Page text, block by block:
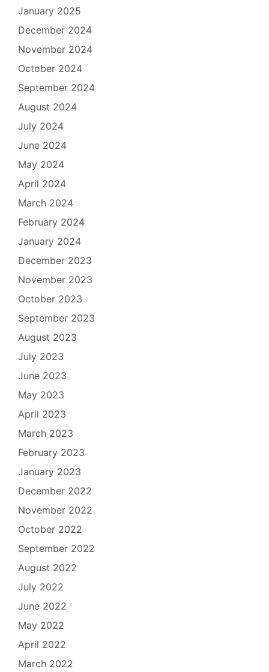
January 2025
December 2024
November 2024
October 2024
September 2024
August 2024
July 2024
June 2024
May 2024
April 2024
March 2024
February 2024
January 2024
December 2023
November 2023
October 2023
September 2023
August 2023
July 2023
June 2023
May 2023
April 2023
March 2023
February 2023
January 2023
December 2022
November 2022
October 2022
September 2022
August 2022
July 2022
June 2022
May 2022
April 2022
March 2022